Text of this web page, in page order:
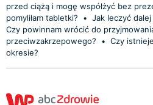
przed ciążą i mogę współżyć bez
pomyliłam tabletki?
• Jak leczyć
Czy powinnam wrócić do
przeciwzakrzepowego?
• Czy
okresie?